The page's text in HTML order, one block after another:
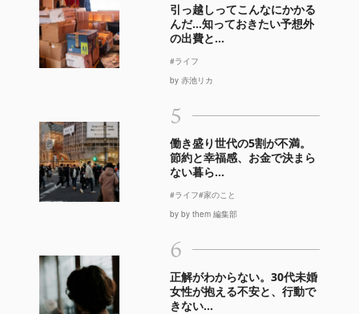
引っ越しってこんなにかかる
んだ…知っておきたい予想外
の出費と...
#ライフ
by 赤池リカ
5
働き盛り世代の5割が不満。
節約と幸福感、お金で決まら
ない暮ら...
#ライフ#家のこと
by by them 編集部
6
正解がわからない。30代未婚
女性が抱える不安と、行動で
きない...